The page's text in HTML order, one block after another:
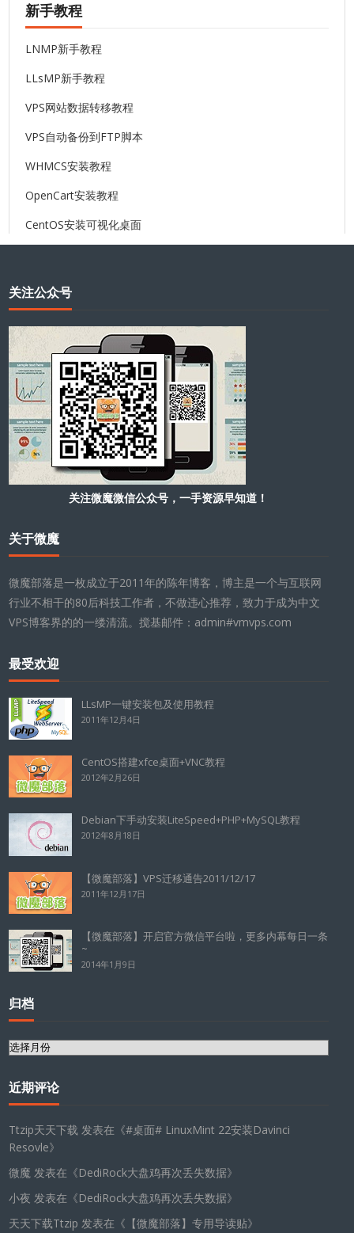
新手教程
LNMP新手教程
LLsMP新手教程
VPS网站数据转移教程
VPS自动备份到FTP脚本
WHMCS安装教程
OpenCart安装教程
CentOS安装可视化桌面
关注公众号
关注微魔微信公众号，一手资源早知道！
关于微魔
微魔部落是一枚成立于2011年的陈年博客，博主是一个与互联网
行业不相干的80后科技工作者，不做违心推荐，致力于成为中文
VPS博客界的的一缕清流。搅基邮件：admin#vmvps.com
最受欢迎
LLsMP一键安装包及使用教程
2011年12月4日
CentOS搭建xfce桌面+VNC教程
2012年2月26日
Debian下手动安装LiteSpeed+PHP+MySQL教程
2012年8月18日
【微魔部落】VPS迁移通告2011/12/17
2011年12月17日
【微魔部落】开启官方微信平台啦，更多内幕每日一条
~
2014年1月9日
归档
归
近期评论
Ttzip天天下载 发表在《#桌面# LinuxMint 22安装Davinci
Resovle》
微魔 发表在《DediRock大盘鸡再次丢失数据》
小夜 发表在《DediRock大盘鸡再次丢失数据》
天天下载Ttzip 发表在《 【微魔部落】专用导读贴》